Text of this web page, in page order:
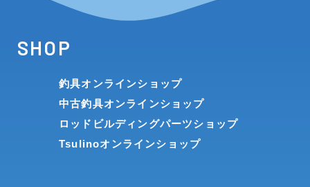
SHOP
釣具オンラインショップ
中古釣具オンラインショップ
ロッドビルディングパーツショップ
Tsulinoオンラインショップ